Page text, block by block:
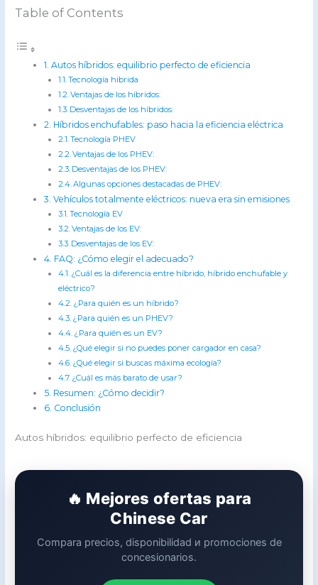
Table of Contents
Autos híbridos: equilibrio perfecto de eficiencia
Tecnología híbrida
Ventajas de los híbridos:
Desventajas de los híbridos:
Híbridos enchufables: paso hacia la eficiencia eléctrica
Tecnología PHEV
Ventajas de los PHEV:
Desventajas de los PHEV:
Algunas opciones destacadas de PHEV:
Vehículos totalmente eléctricos: nueva era sin emisiones
Tecnología EV
Ventajas de los EV:
Desventajas de los EV:
FAQ: ¿Cómo elegir el adecuado?
¿Cuál es la diferencia entre híbrido, híbrido enchufable y
eléctrico?
¿Para quién es un híbrido?
¿Para quién es un PHEV?
¿Para quién es un EV?
¿Qué elegir si no puedes poner cargador en casa?
¿Qué elegir si buscas máxima ecología?
¿Cuál es más barato de usar?
Resumen: ¿Cómo decidir?
Conclusión
Autos híbridos: equilibrio perfecto de eficiencia
🔥 Mejores ofertas para
Chinese Car
Compara precios, disponibilidad и promociones de
concesionarios.